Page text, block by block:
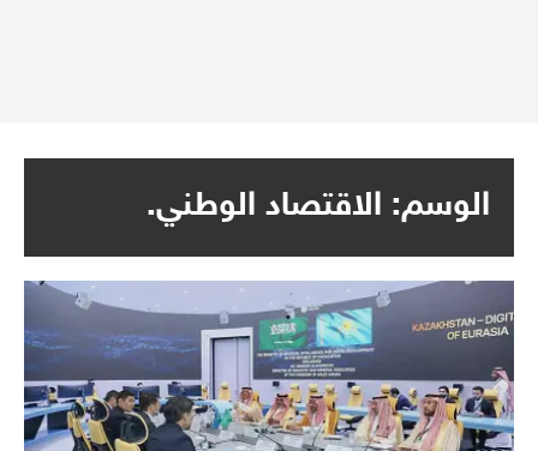
الوسم: الاقتصاد الوطني.